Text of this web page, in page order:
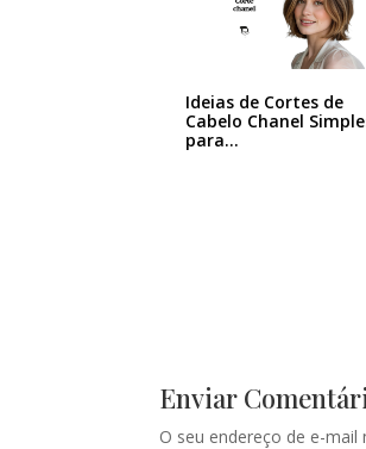
Ideias de Cortes de
Cabelo Chanel
para…
Enviar
O seu endereço de e-mail